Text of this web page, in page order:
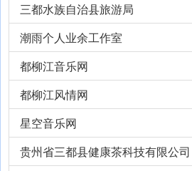
三都水族自治县旅游局
潮雨个人业余工作室
都柳江音乐网
都柳江风情网
星空音乐网
贵州省三都县健康茶科技有限公司